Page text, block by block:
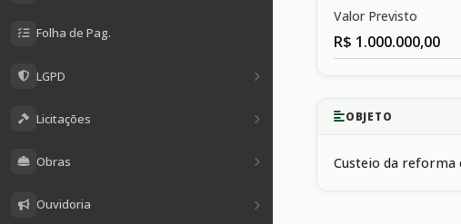
Folha de Pag.
LGPD
Licitações
Obras
Ouvidoria
Valor Previsto
R$ 1.000.000,00
OBJETO
Custeio da reforma